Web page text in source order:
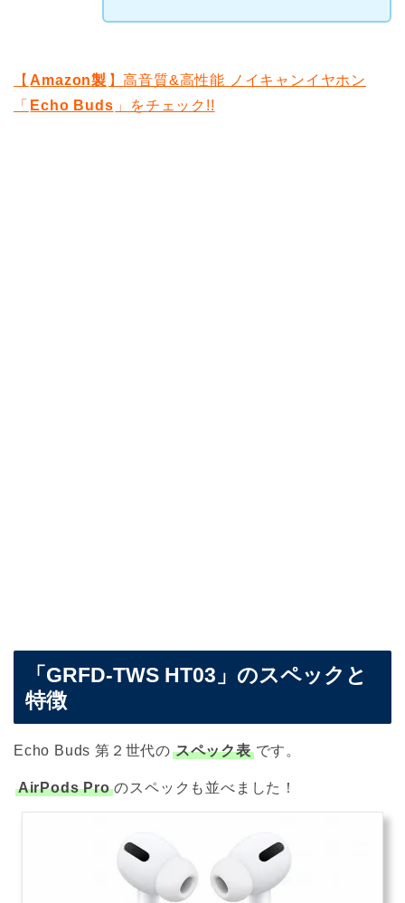
【 Amazon製 】高音質&高性能 ノイキャンイヤホン
「
Echo Buds 」をチェック!!
「GRFD-TWS HT03」のスペックと
特徴
Echo Buds 第２世代の スペック表 です。
AirPods Pro のスペックも並べました！